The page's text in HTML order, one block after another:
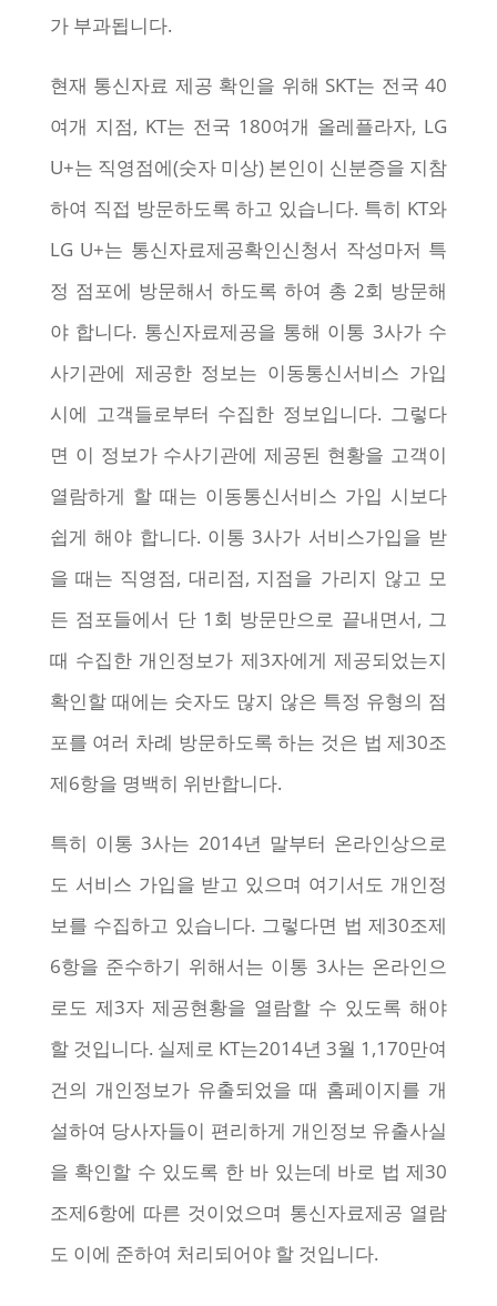
가 부과됩니다.
현재 통신자료 제공 확인을 위해 SKT는 전국 40
여개 지점, KT는 전국 180여개 올레플라자, LG
U+는 직영점에(숫자 미상) 본인이 신분증을 지참
하여 직접 방문하도록 하고 있습니다. 특히 KT와
LG U+는 통신자료제공확인신청서 작성마저 특
정 점포에 방문해서 하도록 하여 총 2회 방문해
야 합니다. 통신자료제공을 통해 이통 3사가 수
사기관에 제공한 정보는 이동통신서비스 가입
시에 고객들로부터 수집한 정보입니다. 그렇다
면 이 정보가 수사기관에 제공된 현황을 고객이
열람하게 할 때는 이동통신서비스 가입 시보다
쉽게 해야 합니다. 이통 3사가 서비스가입을 받
을 때는 직영점, 대리점, 지점을 가리지 않고 모
든 점포들에서 단 1회 방문만으로 끝내면서, 그
때 수집한 개인정보가 제3자에게 제공되었는지
확인할 때에는 숫자도 많지 않은 특정 유형의 점
포를 여러 차례 방문하도록 하는 것은 법 제30조
제6항을 명백히 위반합니다.
특히 이통 3사는 2014년 말부터 온라인상으로
도 서비스 가입을 받고 있으며 여기서도 개인정
보를 수집하고 있습니다. 그렇다면 법 제30조제
6항을 준수하기 위해서는 이통 3사는 온라인으
로도 제3자 제공현황을 열람할 수 있도록 해야
할 것입니다. 실제로 KT는2014년 3월 1,170만여
건의 개인정보가 유출되었을 때 홈페이지를 개
설하여 당사자들이 편리하게 개인정보 유출사실
을 확인할 수 있도록 한 바 있는데 바로 법 제30
조제6항에 따른 것이었으며 통신자료제공 열람
도 이에 준하여 처리되어야 할 것입니다.